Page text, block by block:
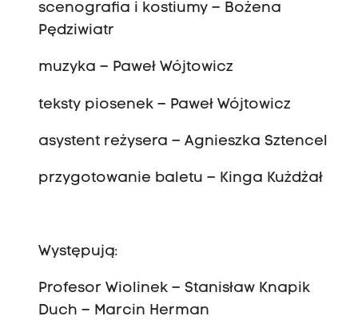
scenografia i kostiumy – Bożena
Pędziwiatr
muzyka – Paweł Wójtowicz
teksty piosenek – Paweł Wójtowicz
asystent reżysera – Agnieszka Sztencel
przygotowanie baletu – Kinga Kużdżał
Występują:
Profesor Wiolinek – Stanisław Knapik
Duch – Marcin Herman